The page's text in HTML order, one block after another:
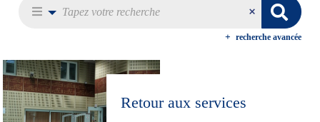
recherche avancée
Retour aux services